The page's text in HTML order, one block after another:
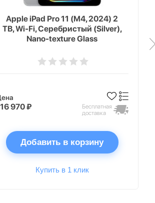
Apple iPad Pro 11 (M4, 2024) 2
TB, Wi-Fi, Серебристый (Silver),
Nano-texture Glass
970 ₽
Бесплатная
доставка
Добавить в корзину
Купить в 1 клик